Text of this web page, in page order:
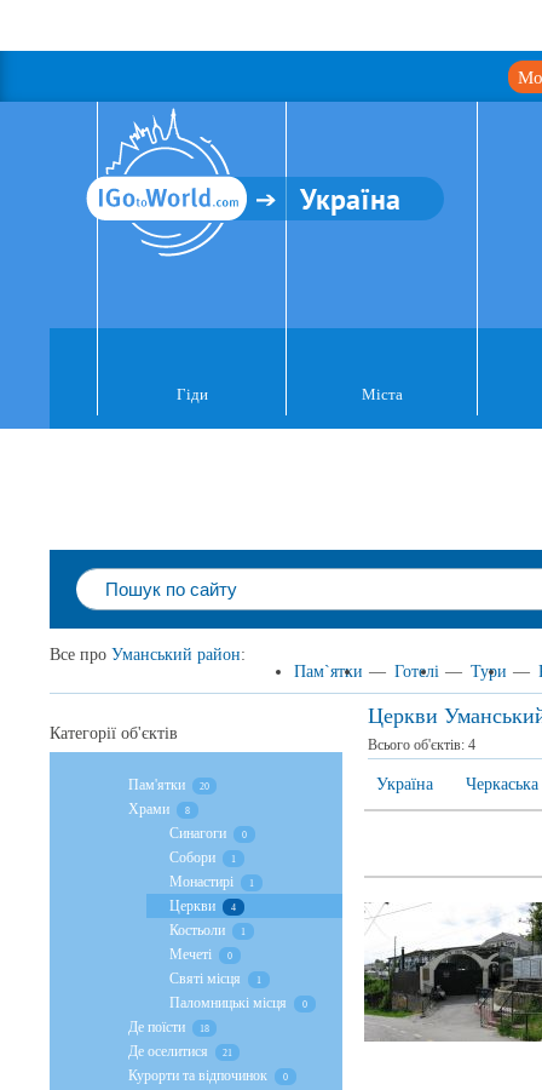
Україна
Гіди Міста
Все про Уманський район:
Пам`ятки — Готелі — Тури —
Церкви
Всього об'єктів: 4
Україна Черкаська
Категорії об'єктів
Пам'ятки 20
Храми 8
Cинагоги 0
Собори 1
Монастирі 1
Церкви 4
Костьоли 1
Мечеті 0
Святі місця 1
Паломницькі місця 0
Де поїсти 18
Де оселитися 21
Курорти та відпочинок 0